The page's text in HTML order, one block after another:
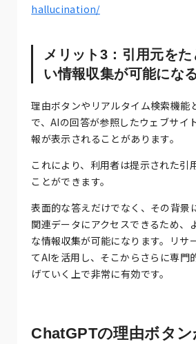
hallucination/
メリット3：引用元を
い情報収集が可能にな
理由ボタンやリアルタイム検索機能
で、AIの回答が参照したウェブサイ
報が表示されることがあります。
これにより、利用者は提示された引
ことができます。
表面的な答えだけでなく、その背景
関連データにアクセスできるため、
な情報収集が可能になります。リサ
てAIを活用し、そこからさらに専門
げていく上で非常に有効です。
ChatGPTの理由ボタ